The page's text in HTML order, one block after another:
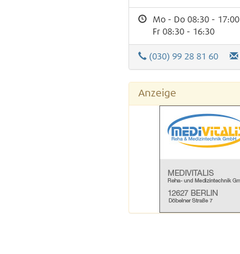
Mo - Do 08:30 - 17:00
Fr 08:30 - 16:30
(030) 99 28 81 60
Anzeige